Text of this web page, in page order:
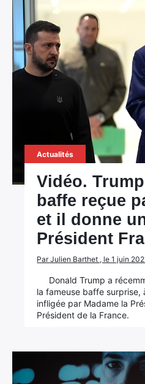
Actualités
Vidéo.
baffe reçue
et il donne
Président
Par Julien Barthet , le 1 juin
Donald Trump a
la fameuse baffe surprise,
infligée par Madame la
Président de la France.